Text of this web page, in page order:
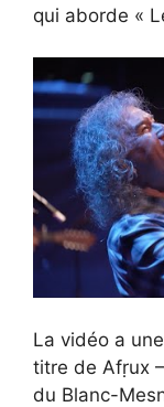
qui aborde «
La vidéo a
titre de Afṛux
du Blanc-